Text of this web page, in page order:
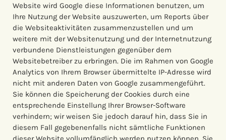
Website wird Google diese Informationen benutzen, um
Ihre Nutzung der Website auszuwerten, um Reports über
die Websiteaktivitäten zusammenzustellen und um
weitere mit der Websitenutzung und der Internetnutzung
verbundene Dienstleistungen gegenüber dem
Websitebetreiber zu erbringen. Die im Rahmen von Google
Analytics von Ihrem Browser übermittelte IP-Adresse wird
nicht mit anderen Daten von Google zusammengeführt.
Sie können die Speicherung der Cookies durch eine
entsprechende Einstellung Ihrer Browser-Software
verhindern; wir weisen Sie jedoch darauf hin, dass Sie in
diesem Fall gegebenenfalls nicht sämtliche Funktionen